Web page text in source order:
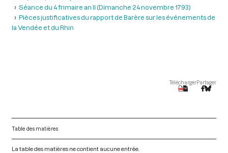
Séance du 4 frimaire an II (Dimanche 24 novembre 1793)
Pièces justificatives du rapport de Barère sur les événements de
la Vendée et du Rhin
TéléchargerPartager
Table des matières
La table des matières ne contient aucune entrée.